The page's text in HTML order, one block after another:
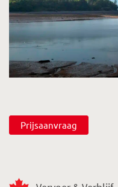
Prijsaanvraag